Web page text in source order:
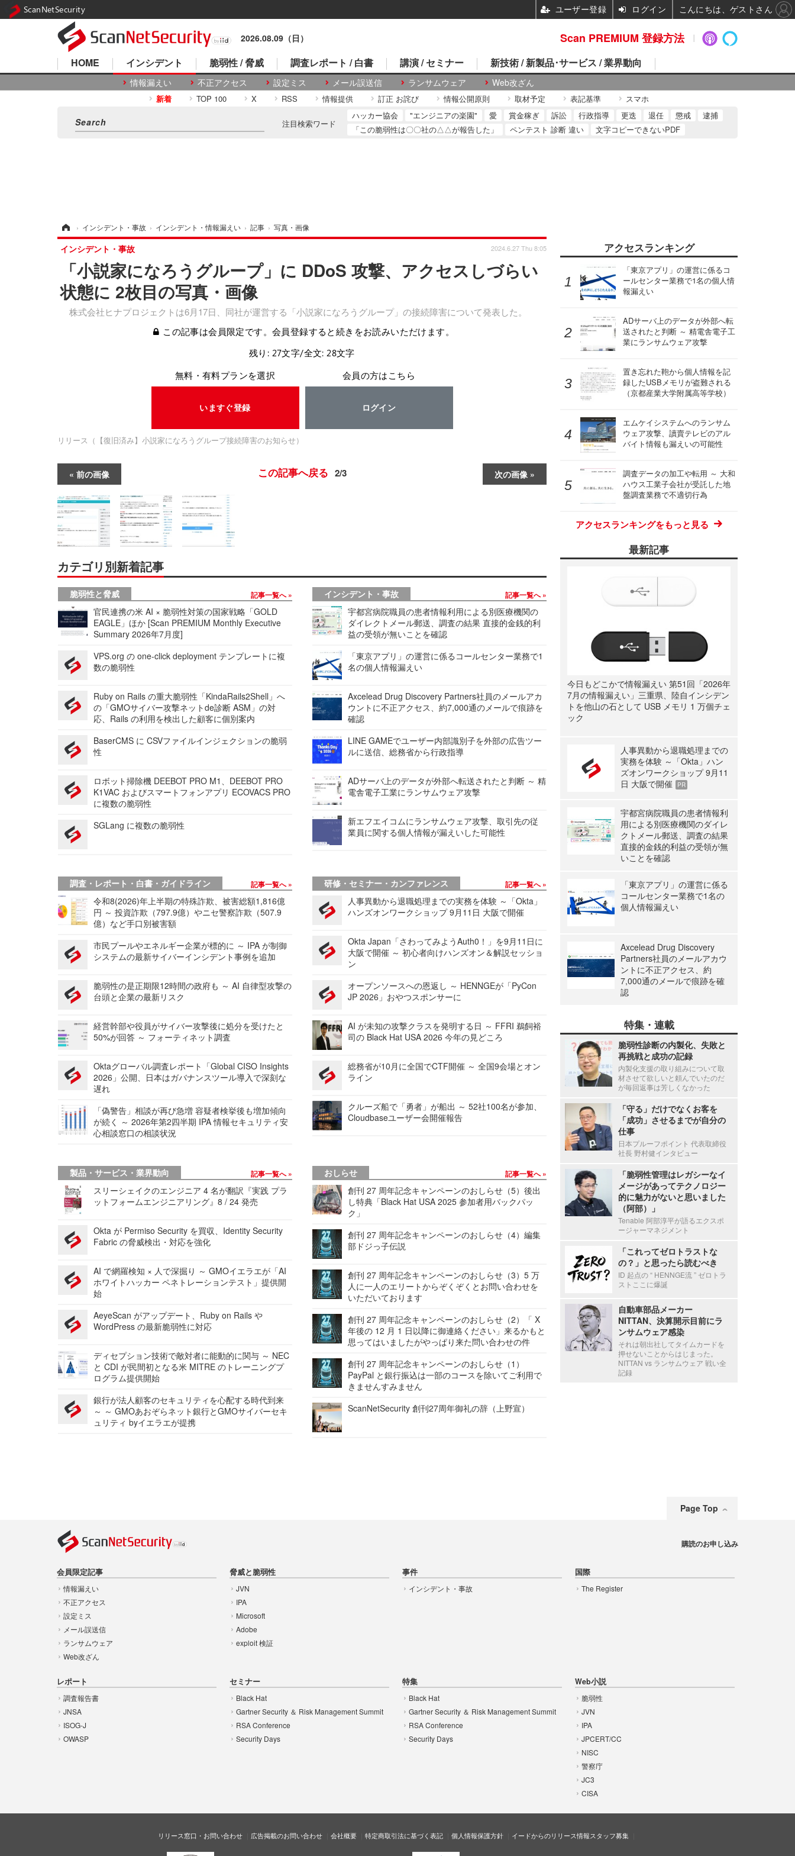
2026.08.09（日）
HOME インシデント
情報漏えい 不正アクセス 設定ミス メール誤送信 ランサムウェア Web改ざん
脆弱性 / 脅威 調査レポート / 白書 講演 / セミナー 新技術 / 新製品･サービス / 業界動向
新着 TOP 100 X RSS 情報提供 訂正 お詫び 情報公開原則 取材予定 表記基準 スマホ
注目検索ワード
ハッカー協会 "エンジニアの楽園" 愛 賞金稼ぎ 訴訟 行政指導 更迭 退任 懲戒
逮捕
「この脆弱性は〇〇社の△△が報告した」
ペンテスト 診断 違い 文字コピーできないPDF
› インシデント・事故 › インシデント・情報漏えい › 記事 › 写真・画像
「小説家になろうグループ」に DDoS 攻撃、アクセスしづらい
状態に 2枚目の写真・画像
株式会社ヒナプロジェクトは6月17日、同社が運営する「小説家になろうグループ」の接続障害について発表した。
インシデント・事故 2024.6.27 Thu 8:05
この記事は会員限定です。会員登録すると続きをお読みいただけます。
残り: 27文字/全文: 28文字
無料・有料プランを選択
いますぐ登録
会員の方はこちら
ログイン
リリース（【復旧済み】小説家になろうグループ接続障害のお知らせ）
前の画像 次の画像
この記事へ戻る 2/3
カテゴリ別新着記事
脆弱性と脅威 記事一覧へ
官民連携の米 AI × 脆弱性対策の国家戦略「GOLD
EAGLE」ほか [Scan PREMIUM Monthly Executive
Summary 2026年7月度]
VPS.org の one-click deployment テンプレートに複
数の脆弱性
Ruby on Rails の重大脆弱性「KindaRails2Shell」へ
の「GMOサイバー攻撃ネットde診断 ASM」の対
応、Rails の利用を検出した顧客に個別案内
BaserCMS に CSVファイルインジェクションの脆弱
性
ロボット掃除機 DEEBOT PRO M1、DEEBOT PRO
K1VAC およびスマートフォンアプリ ECOVACS PRO
に複数の脆弱性
SGLang に複数の脆弱性
インシデント・事故 記事一覧へ
宇都宮病院職員の患者情報利用による別医療機関の
ダイレクトメール郵送、調査の結果 直接的金銭的利
益の受領が無いことを確認
「東京アプリ」の運営に係るコールセンター業務で1
名の個人情報漏えい
Axcelead Drug Discovery Partners社員のメールアカ
ウントに不正アクセス、約7,000通のメールで痕跡を
確認
LINE GAMEでユーザー内部識別子を外部の広告ツー
ルに送信、総務省から行政指導
ADサーバ上のデータが外部へ転送されたと判断 ～ 精
電舎電子工業にランサムウェア攻撃
新エフエイコムにランサムウェア攻撃、取引先の従
業員に関する個人情報が漏えいした可能性
調査・レポート・白書・ガイドライン 記事一覧へ
令和8(2026)年上半期の特殊詐欺、被害総額1,816億
円 ～ 投資詐欺（797.9億）やニセ警察詐欺（507.9
億）など手口別被害額
市民プールやエネルギー企業が標的に ～ IPA が制御
システムの最新サイバーインシデント事例を追加
脆弱性の是正期限12時間の政府も ～ AI 自律型攻撃の
台頭と企業の最新リスク
経営幹部や役員がサイバー攻撃後に処分を受けたと
50%が回答 ～ フォーティネット調査
Oktaグローバル調査レポート「Global CISO Insights
2026」公開、日本はガバナンスツール導入で深刻な
遅れ
「偽警告」相談が再び急増 容疑者検挙後も増加傾向
が続く ～ 2026年第2四半期 IPA 情報セキュリティ安
心相談窓口の相談状況
研修・セミナー・カンファレンス 記事一覧へ
人事異動から退職処理までの実務を体験 ～「Okta」
ハンズオンワークショップ 9月11日 大阪で開催
Okta Japan「さわってみようAuth0！」を9月11日に
大阪で開催 ～ 初心者向けハンズオン＆解説セッショ
ン
オープンソースへの恩返し ～ HENNGEが「PyCon
JP 2026」おやつスポンサーに
AI が未知の攻撃クラスを発明する日 ～ FFRI 鵜飼裕
司の Black Hat USA 2026 今年の見どころ
総務省が10月に全国でCTF開催 ～ 全国9会場とオン
ライン
クルーズ船で「勇者」が船出 ～ 52社100名が参加、
Cloudbaseユーザー会開催報告
製品・サービス・業界動向 記事一覧へ
スリーシェイクのエンジニア 4 名が翻訳『実践 プラ
ットフォームエンジニアリング』8 / 24 発売
Okta が Permiso Security を買収、Identity Security
Fabric の脅威検出・対応を強化
AI で網羅検知 × 人で深掘り ～ GMOイエラエが「AI
ホワイトハッカー ペネトレーションテスト」提供開
始
AeyeScan がアップデート、Ruby on Rails や
WordPress の最新脆弱性に対応
ディセプション技術で敵対者に能動的に関与 ～ NEC
と CDI が民間初となる米 MITRE のトレーニングプ
ログラム提供開始
銀行が法人顧客のセキュリティを心配する時代到来
～ ～ GMOあおぞらネット銀行とGMOサイバーセキ
ュリティ byイエラエが提携
おしらせ 記事一覧へ
創刊 27 周年記念キャンペーンのおしらせ（5）後出
し特典「Black Hat USA 2025 参加者用バックパッ
ク」
創刊 27 周年記念キャンペーンのおしらせ（4）編集
部ドジっ子伝説
創刊 27 周年記念キャンペーンのおしらせ（3）5 万
人に一人のエリートからぞくぞくとお問い合わせを
いただいております
創刊 27 周年記念キャンペーンのおしらせ（2）「 X
年後の 12 月 1 日以降に御連絡ください」来るかもと
思ってはいましたがやっぱり来た問い合わせの件
創刊 27 周年記念キャンペーンのおしらせ（1）
PayPal と銀行振込は一部のコースを除いてご利用で
きませんすみません
ScanNetSecurity 創刊27周年御礼の辞（上野宣）
アクセスランキング
「東京アプリ」の運営に係るコ
ールセンター業務で1名の個人情
報漏えい
ADサーバ上のデータが外部へ転
送されたと判断 ～ 精電舎電子工
業にランサムウェア攻撃
置き忘れた鞄から個人情報を記
録したUSBメモリが盗難される
（京都産業大学附属高等学校）
エムケイシステムへのランサム
ウェア攻撃、讀賣テレビのアル
バイト情報も漏えいの可能性
調査データの加工や転用 ～ 大和
ハウス工業子会社が受託した地
盤調査業務で不適切行為
アクセスランキングをもっと見る
最新記事
今日もどこかで情報漏えい 第51回「2026年
7月の情報漏えい」三重県、陸自インシデン
トを他山の石として USB メモリ 1 万個チェ
ック
人事異動から退職処理までの
実務を体験 ～「Okta」ハン
ズオンワークショップ 9月11
日 大阪で開催
PR
宇都宮病院職員の患者情報利
用による別医療機関のダイレ
クトメール郵送、調査の結果
直接的金銭的利益の受領が無
いことを確認
「東京アプリ」の運営に係る
コールセンター業務で1名の
個人情報漏えい
Axcelead Drug Discovery
Partners社員のメールアカウ
ントに不正アクセス、約
7,000通のメールで痕跡を確
認
特集・連載
脆弱性診断の内製化、失敗と
再挑戦と成功の記録
内製化支援の取り組みについて取
材させて欲しいと頼んでいたのだ
が毎回返事は芳しくなかった
「守る」だけでなくお客を
「成功」させるまでが自分の
仕事
日本プルーフポイント 代表取締役
社長 野村健インタビュー
「脆弱性管理はレガシーなイ
メージがあってテクノロジー
的に魅力がないと思いました
（阿部）」
Tenable 阿部淳平が語るエクスポ
ージャーマネジメント
「これってゼロトラストな
の？」と思ったら読むべき
ID 起点の “ HENNGE流 ” ゼロトラ
ストここに爆誕
自動車部品メーカー
NITTAN、決算開示目前にラ
ンサムウェア感染
それは朝出社してタイムカードを
押せないことからはじまった。
NITTAN vs ランサムウェア 戦い全
記録
Page Top
会員限定記事
情報漏えい
不正アクセス
設定ミス
メール誤送信
ランサムウェア
Web改ざん
脅威と脆弱性
JVN
IPA
Microsoft
Adobe
exploit 検証
事件
インシデント・事故
国際
The Register
レポート
調査報告書
JNSA
ISOG-J
OWASP
セミナー
Black Hat
Gartner Security ＆ Risk Management Summit
RSA Conference
Security Days
特集
Black Hat
Gartner Security ＆ Risk Management Summit
RSA Conference
Security Days
Web小説
脆弱性
JVN
IPA
JPCERT/CC
NISC
警察庁
JC3
CISA
購読のお申し込み
リリース窓口・お問い合わせ 広告掲載のお問い合わせ 会社概要 特定商取引法に基づく表記 個人情報保護方針 イードからのリリース情報スタッフ募集
Scan PREMIUM 登録方法
ScanNetSecurity ユーザー登録 ログイン こんにちは、ゲストさん